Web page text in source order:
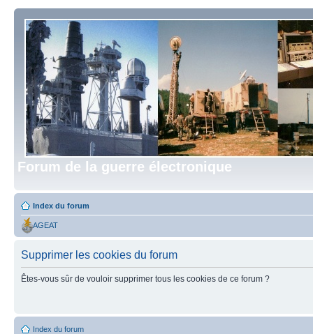
Forum de la guerre électronique
Index du forum
AGEAT
Supprimer les cookies du forum
Êtes-vous sûr de vouloir supprimer tous les cookies de ce forum ?
Index du forum